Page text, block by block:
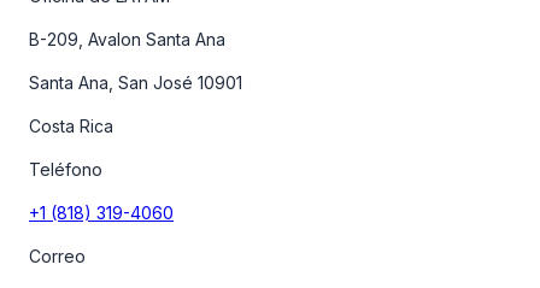
B-209, Avalon Santa Ana
Santa Ana, San José 10901
Costa Rica
Teléfono
+1 (818) 319-4060
Correo